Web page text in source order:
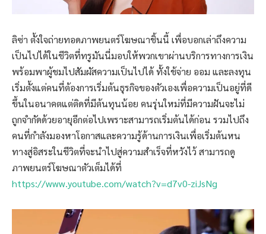
ลิซ่า ตั้งใจถ่ายทอดภาพยนตร์โฆษณาชิ้นนี้ เพื่อบอกเล่าถึงความ
เป็นไปได้ในชีวิตที่ทรูมันนี่มอบให้พวกเขาผ่านบริการทางการเงิน
พร้อมพาผู้ชมไปสัมผัสความเป็นไปได้ ทั้งใช้จ่าย ออม และลงทุน
เริ่มตั้งแต่คนที่ต้องการเริ่มต้นธุรกิจของตัวเองเพื่อความเป็นอยู่ที่ดี
ขึ้นในอนาคตแต่ติดที่มีต้นทุนน้อย คนรุ่นใหม่ที่มีความฝันจะไม่
ถูกจำกัดด้วยอายุอีกต่อไปเพราะสามารถเริ่มต้นได้ก่อน รวมไปถึง
คนที่กำลังมองหาโอกาสและความรู้ด้านการเงินเพื่อเริ่มต้นหน
ทางสู่อิสระในชีวิตที่จะนำไปสู่ความสำเร็จที่หวังไว้ สามารถดู
ภาพยนตร์โฆษณาตัวเต็มได้ที่
https://www.youtube.com/watch?v=d7v0-ziJsNg